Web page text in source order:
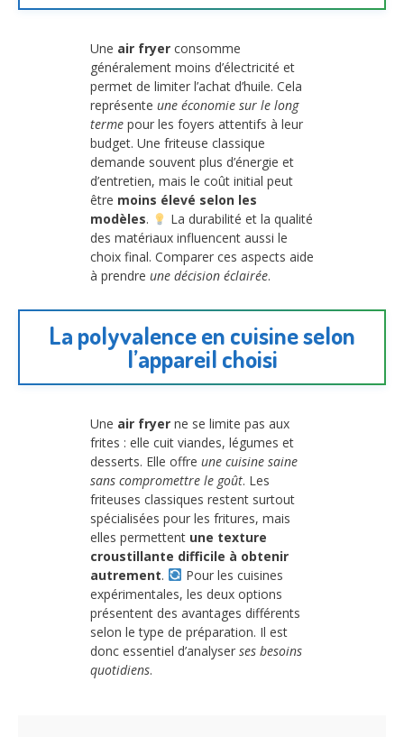
Une air fryer consomme
généralement moins d’électricité et
permet de limiter l’achat d’huile. Cela
représente une économie sur le long
terme pour les foyers attentifs à leur
budget. Une friteuse classique
demande souvent plus d’énergie et
d’entretien, mais le coût initial peut
être moins élevé selon les
modèles.
La durabilité et la qualité
des matériaux influencent aussi le
choix final. Comparer ces aspects aide
à prendre une décision éclairée.
La polyvalence en cuisine selon
l’appareil choisi
Une air fryer ne se limite pas aux
frites : elle cuit viandes, légumes et
desserts. Elle offre une cuisine saine
sans compromettre le goût. Les
friteuses classiques restent surtout
spécialisées pour les fritures, mais
elles permettent une texture
croustillante difficile à obtenir
autrement.
Pour les cuisines
expérimentales, les deux options
présentent des avantages différents
selon le type de préparation. Il est
donc essentiel d’analyser ses besoins
quotidiens.